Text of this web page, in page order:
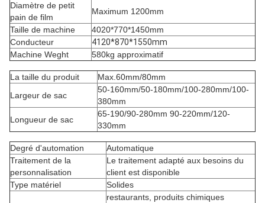
Diamètre de petit
pain de film
Maximum 1200mm
Taille de machine
4020*770*1450mm
Conducteur
4120*870*1550mm
Machine Weght
580kg approximatif
La taille du produit
Max.60mm/80mm
Largeur de sac
50-160mm/50-180mm/100-280mm/100-
380mm
Longueur de sac
65-190/90-280mm 90-220mm/120-
330mm
Degré d'automation
Automatique
Traitement de la
personnalisation
Le traitement adapté aux besoins du
client est disponible
Type matériel
Solides
restaurants, produits chimiques